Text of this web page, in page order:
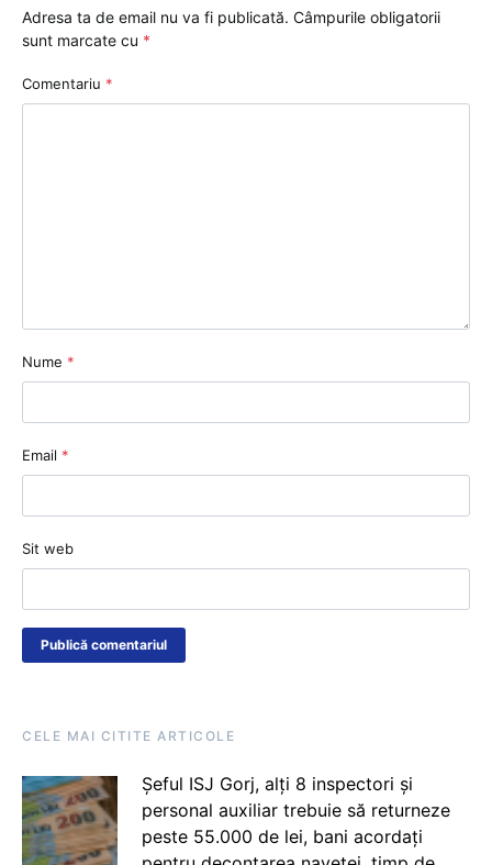
Adresa ta de email nu va fi publicată. Câmpurile obligatorii
sunt marcate cu *
Comentariu *
Nume *
Email *
Sit web
CELE MAI CITITE ARTICOLE
Șeful ISJ Gorj, alți 8 inspectori și
personal auxiliar trebuie să returneze
peste 55.000 de lei, bani acordați